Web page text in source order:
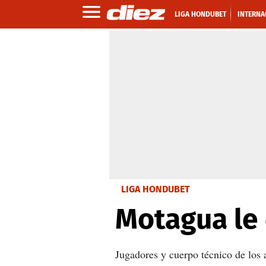
LIGA HONDUBET
LIGA HONDUBET
Motagua
Jugadores y cuerpo técnico de